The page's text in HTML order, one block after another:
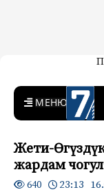
7-
Жаңылыктар —
MENU
Жети-
жардам
640 23:13